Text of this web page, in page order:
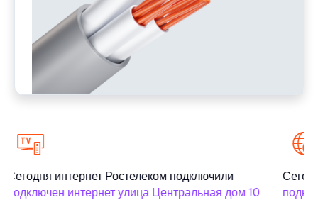
Сегодня интернет Ростелеком подключили
подключен интернет улица Центральная дом 10